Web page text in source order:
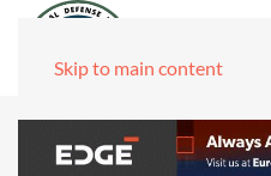
Skip to main content